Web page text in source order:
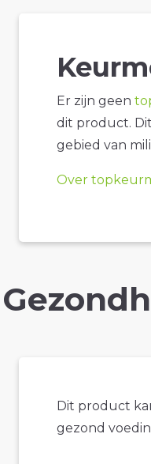
Er zijn geen
dit product.
gebied van
Over
Dit product
gezond